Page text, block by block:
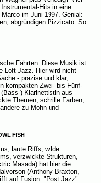
Hits in eine
im Juni 1997. Genial:
abgründigen Pizzicato. So
Fährten. Diese Musik ist
Loft Jazz. Hier wird nicht
- präzise und klar,
kompakten Zwei- bis Fünf-
) Klarinettistin aus
Themen, schrille Farben,
zu Mohn und
FISH
laute Riffs, wilde
verzwickte Strukturen,
Masada) hat hier die
(Anthony Braxton,
auf Fusion. "Post Jazz"